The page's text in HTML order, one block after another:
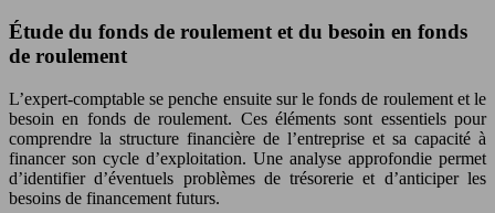
Étude du fonds de roulement et du besoin en fonds
de roulement
L’expert-comptable se penche ensuite sur le fonds de roulement et le
besoin en fonds de roulement. Ces éléments sont essentiels pour
comprendre la structure financière de l’entreprise et sa capacité à
financer son cycle d’exploitation. Une analyse approfondie permet
d’identifier d’éventuels problèmes de trésorerie et d’anticiper les
besoins de financement futurs.